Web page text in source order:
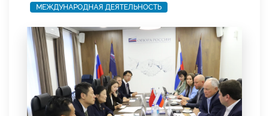
МЕЖДУНАРОДНАЯ ДЕЯТЕЛЬНОСТЬ